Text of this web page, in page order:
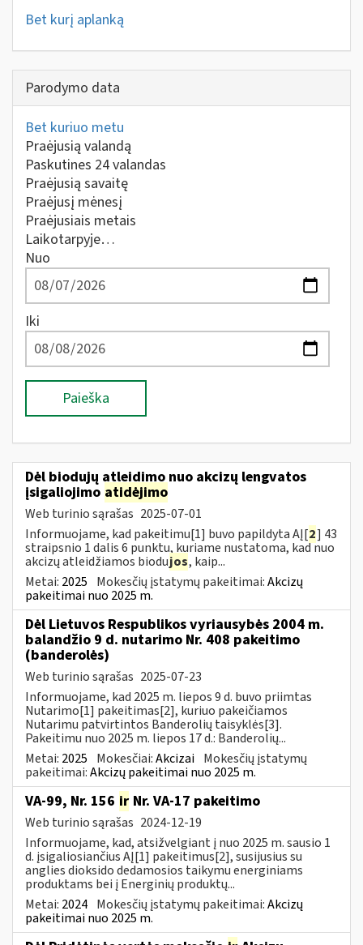
Bet kurį aplanką
Parodymo data
Bet kuriuo metu
Praėjusią valandą
Paskutines 24 valandas
Praėjusią savaitę
Praėjusį mėnesį
Praėjusiais metais
Laikotarpyje…
Nuo
Iki
Paieška
Dėl biodujų atleidimo nuo akcizų lengvatos
įsigaliojimo atidėjimo
Web turinio sąrašas 2025-07-01
Informuojame, kad pakeitimu[1] buvo papildyta AĮ[2] 43
straipsnio 1 dalis 6 punktu, kuriame nustatoma, kad nuo
akcizų atleidžiamos biodujos, kaip...
Metai: 2025 Mokesčių įstatymų pakeitimai:Akcizų
pakeitimai nuo 2025 m.
Dėl Lietuvos Respublikos vyriausybės 2004 m.
balandžio 9 d. nutarimo Nr. 408 pakeitimo
(banderolės)
Web turinio sąrašas 2025-07-23
Informuojame, kad 2025 m. liepos 9 d. buvo priimtas
Nutarimo[1] pakeitimas[2], kuriuo pakeičiamos
Nutarimu patvirtintos Banderolių taisyklės[3].
Pakeitimu nuo 2025 m. liepos 17 d.: Banderolių...
Metai: 2025 Mokesčiai:Akcizai Mokesčių įstatymų
pakeitimai:Akcizų pakeitimai nuo 2025 m.
VA-99, Nr. 156 ir Nr. VA-17 pakeitimo
Web turinio sąrašas 2024-12-19
Informuojame, kad, atsižvelgiant į nuo 2025 m. sausio 1
d. įsigaliosiančius AĮ[1] pakeitimus[2], susijusius su
anglies dioksido dedamosios taikymu energiniams
produktams bei į Energinių produktų...
Metai: 2024 Mokesčių įstatymų pakeitimai:Akcizų
pakeitimai nuo 2025 m.